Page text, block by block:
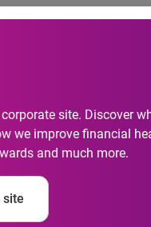
site. Discover
we improve financial
and much more.
site